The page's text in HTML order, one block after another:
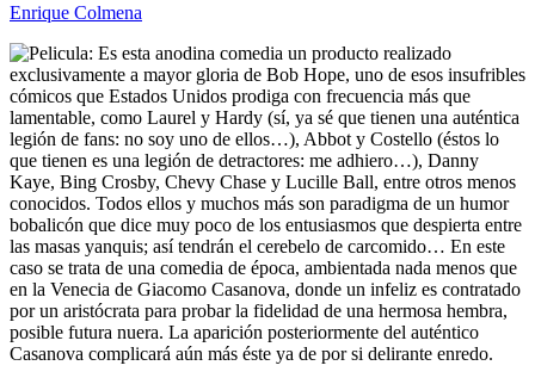
Enrique Colmena
Es esta anodina comedia un producto realizado
exclusivamente a mayor gloria de Bob Hope, uno de esos insufribles
cómicos que Estados Unidos prodiga con frecuencia más que
lamentable, como Laurel y Hardy (sí, ya sé que tienen una auténtica
legión de fans: no soy uno de ellos…), Abbot y Costello (éstos lo
que tienen es una legión de detractores: me adhiero…), Danny
Kaye, Bing Crosby, Chevy Chase y Lucille Ball, entre otros menos
conocidos. Todos ellos y muchos más son paradigma de un humor
bobalicón que dice muy poco de los entusiasmos que despierta entre
las masas yanquis; así tendrán el cerebelo de carcomido… En este
caso se trata de una comedia de época, ambientada nada menos que
en la Venecia de Giacomo Casanova, donde un infeliz es contratado
por un aristócrata para probar la fidelidad de una hermosa hembra,
posible futura nuera. La aparición posteriormente del auténtico
Casanova complicará aún más éste ya de por si delirante enredo.